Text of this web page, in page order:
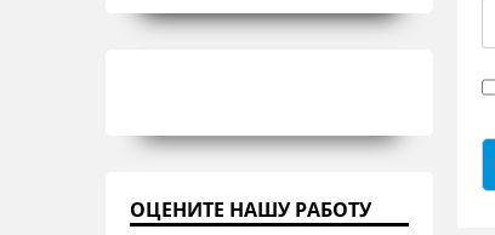
ОЦЕНИТЕ НАШУ РАБОТУ